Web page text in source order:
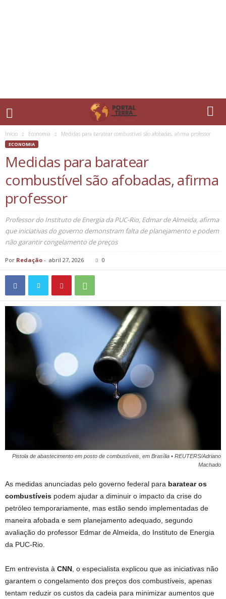
Início Economia Medidas para baratear combustível são afobadas, afirma professor
ECONOMIA
Medidas para baratear
combustível são afobadas, afirma
professor
Professor do Instituto de Energia da PUC-Rio, Edmar de Almeida, afirma
que iniciativas do governo demonstram falta de planejamento e podem
não garantir congelamento de preços
Por Redação - abril 27, 2026 0
Pistola de abastecimento em posto de combustíveis, em Brasília • REUTERS/Adriano
Machado
As medidas anunciadas pelo governo federal para baratear os
combustíveis podem ajudar a diminuir o impacto da crise do
petróleo temporariamente, mas estão sendo implementadas de
maneira afobada e sem planejamento adequado, segundo
avaliação do professor Edmar de Almeida, do Instituto de Energia
da PUC-Rio.
Em entrevista à CNN, o especialista explicou que as iniciativas não
garantem o congelamento dos preços dos combustíveis, apenas
tentam reduzir os custos da cadeia para minimizar aumentos que